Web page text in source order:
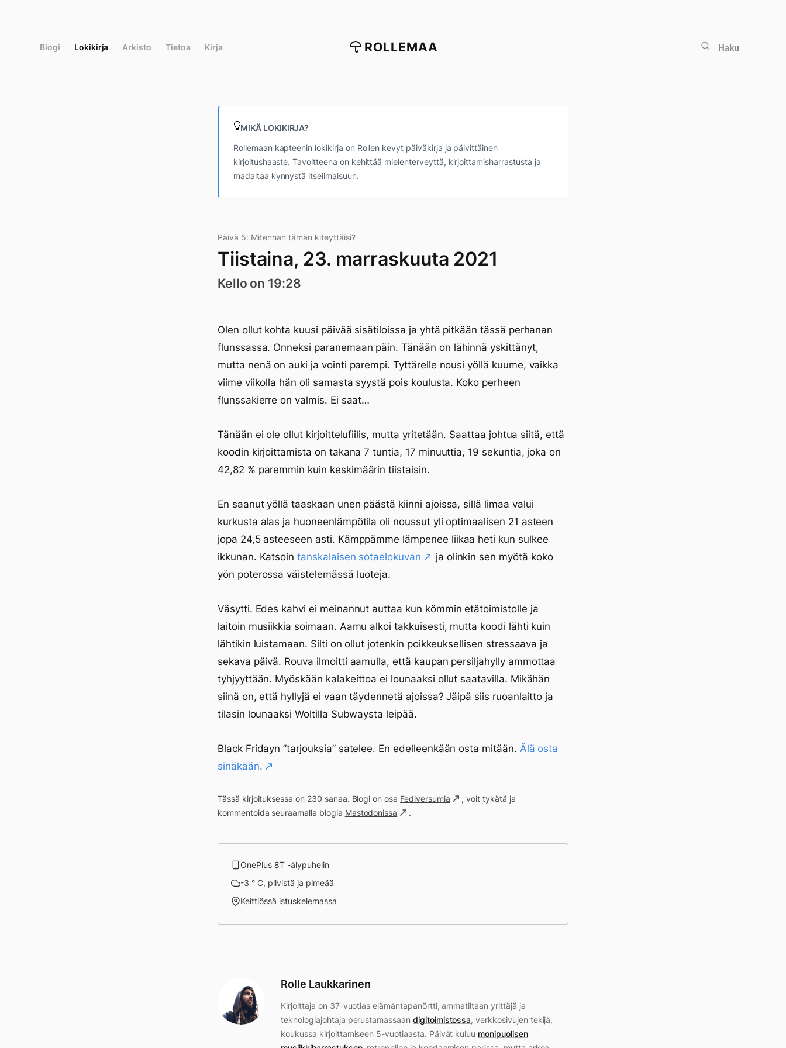
Blogi Lokikirja Arkisto Tietoa Kirja ROLLEMAA Haku
MIKÄ LOKIKIRJA?
Rollemaan kapteenin lokikirja on Rollen kevyt päiväkirja ja päivittäinen
kirjoitushaaste. Tavoitteena on kehittää mielenterveyttä, kirjoittamisharrastusta ja
madaltaa kynnystä itseilmaisuun.
Päivä 5: Mitenhän tämän kiteyttäisi?
Tiistaina, 23. marraskuuta 2021
Kello on 19:28
Olen ollut kohta kuusi päivää sisätiloissa ja yhtä pitkään tässä perhanan
flunssassa. Onneksi paranemaan päin. Tänään on lähinnä yskittänyt,
mutta nenä on auki ja vointi parempi. Tyttärelle nousi yöllä kuume, vaikka
viime viikolla hän oli samasta syystä pois koulusta. Koko perheen
flunssakierre on valmis. Ei saat…
Tänään ei ole ollut kirjoittelufiilis, mutta yritetään. Saattaa johtua siitä, että
koodin kirjoittamista on takana 7 tuntia, 17 minuuttia, 19 sekuntia, joka on
42,82 % paremmin kuin keskimäärin tiistaisin.
En saanut yöllä taaskaan unen päästä kiinni ajoissa, sillä limaa valui
kurkusta alas ja huoneenlämpötila oli noussut yli optimaalisen 21 asteen
jopa 24,5 asteeseen asti. Kämppämme lämpenee liikaa heti kun sulkee
ikkunan. Katsointanskalaisen sotaelokuvan
ja olinkin sen myötä koko
yön poterossa väistelemässä luoteja.
Väsytti. Edes kahvi ei meinannut auttaa kun kömmin etätoimistolle ja
laitoin musiikkia soimaan. Aamu alkoi takkuisesti, mutta koodi lähti kuin
lähtikin luistamaan. Silti on ollut jotenkin poikkeuksellisen stressaava ja
sekava päivä. Rouva ilmoitti aamulla, että kaupan persiljahylly ammottaa
tyhjyyttään. Myöskään kalakeittoa ei lounaaksi ollut saatavilla. Mikähän
siinä on, että hyllyjä ei vaan täydennetä ajoissa? Jäipä siis ruoanlaitto ja
tilasin lounaaksi Woltilla Subwaysta leipää.
Black Fridayn ”tarjouksia” satelee. En edelleenkään osta mitään. Älä osta
sinäkään.
Tässä kirjoituksessa on 230 sanaa. Blogi on osa Fediversumia
, voit tykätä ja
kommentoida seuraamalla blogia Mastodonissa .
OnePlus 8T -älypuhelin
-3 ° C, pilvistä ja pimeää
Keittiössä istuskelemassa
Rolle Laukkarinen
Kirjoittaja on 37-vuotias elämäntapanörtti, ammatiltaan yrittäjä ja
teknologiajohtaja perustamassaan digitoimistossa, verkkosivujen tekijä,
koukussa kirjoittamiseen 5-vuotiaasta. Päivät kuluu monipuolisen
Kohokohtia: Elämäntyön tuloksia avoimen lähdekoodin maailmassa